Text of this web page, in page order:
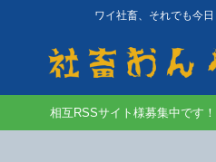
ワイ社畜、それでも今
相互RSSサイト様募集中です